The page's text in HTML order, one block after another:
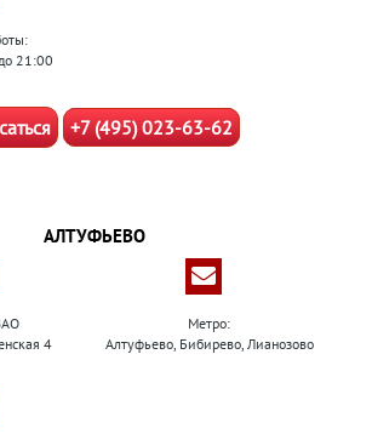
21:00
+7 (495) 023-63-62
АЛТУФЬЕВО
4
Метро:
Алтуфьево, Бибирево, Лианозово